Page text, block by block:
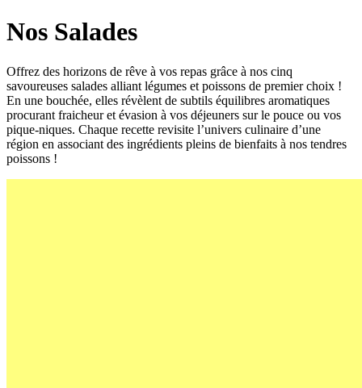
Nos Salades
Offrez des horizons de rêve à vos repas grâce à nos cinq
savoureuses salades alliant légumes et poissons de premier choix !
En une bouchée, elles révèlent de subtils équilibres aromatiques
procurant fraicheur et évasion à vos déjeuners sur le pouce ou vos
pique-niques. Chaque recette revisite l’univers culinaire d’une
région en associant des ingrédients pleins de bienfaits à nos tendres
poissons !